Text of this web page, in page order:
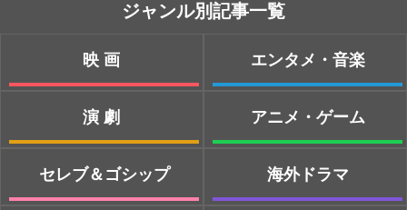
ジャンル別記事一覧
映画
演劇
セレブ＆ゴシップ
エンタメ・音楽
アニメ・ゲーム
海外ドラマ